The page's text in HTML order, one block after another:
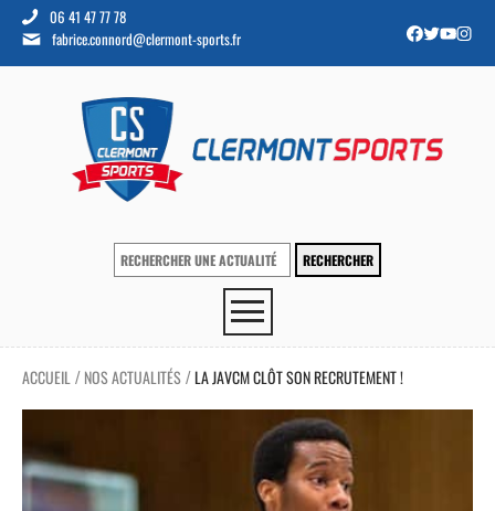
06 41 47 77 78
fabrice.connord@clermont-sports.fr
ACCUEIL / NOS ACTUALITÉS /LA JAVCM CLÔT SON RECRUTEMENT !